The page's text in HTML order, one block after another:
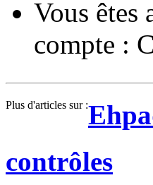
Vous êtes
compte :
Plus d'articles sur :
contrôles